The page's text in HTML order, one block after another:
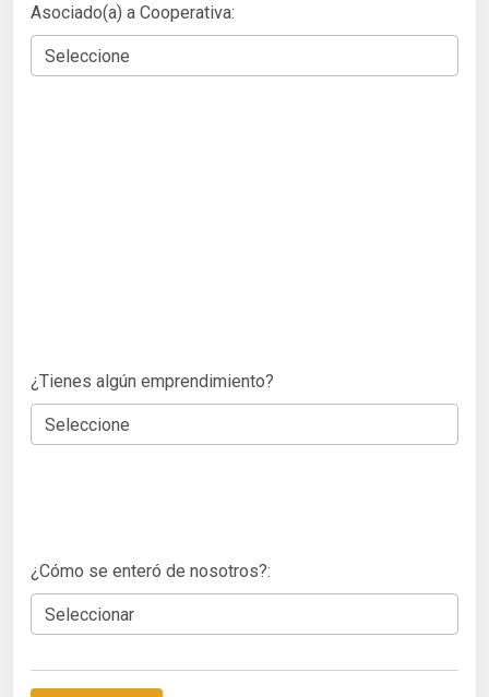
Asociado(a) a Cooperativa:
¿Tienes algún emprendimiento?
¿Cómo se enteró de nosotros?: